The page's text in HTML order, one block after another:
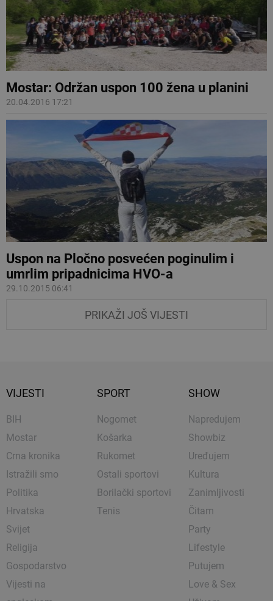
Mostar: Održan uspon 100 žena u planini
20.04.2016 17:21
Uspon na Pločno posvećen poginulim i
umrlim pripadnicima HVO-a
29.10.2015 06:41
PRIKAŽI JOŠ VIJESTI
VIJESTI
BIH
Mostar
Crna kronika
Istražili smo
Politika
Hrvatska
Svijet
Religija
Gospodarstvo
Vijesti na
SPORT
Nogomet
Košarka
Rukomet
Ostali sportovi
Borilački sportovi
Tenis
SHOW
Napredujem
Showbiz
Uređujem
Kultura
Zanimljivosti
Čitam
Party
Lifestyle
Putujem
Love & Sex